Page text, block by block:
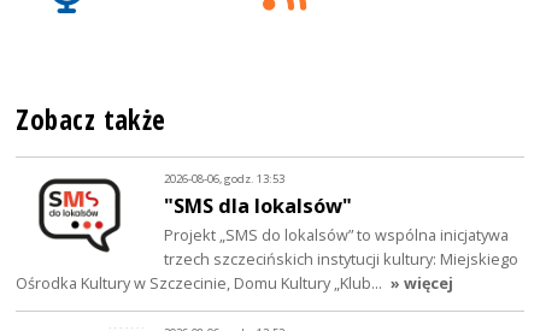
Zobacz także
2026-08-06, godz. 13:53
"SMS dla lokalsów"
Projekt „SMS do lokalsów” to wspólna inicjatywa
trzech szczecińskich instytucji kultury: Miejskiego
Ośrodka Kultury w Szczecinie, Domu Kultury „Klub… » więcej